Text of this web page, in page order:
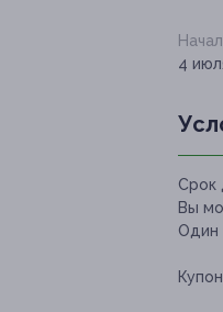
4
Срок
Вы
Один